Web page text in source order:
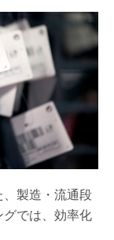
製造・流通段
では、効率化